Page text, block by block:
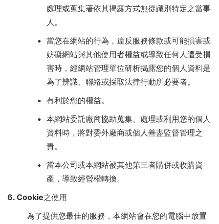
處理或蒐集著依其揭露方式無從識別特定之當事
人。
當您在網站的行為，違反服務條款或可能損害或
妨礙網站與其他使用者權益或導致任何人遭受損
害時，經網站管理單位研析揭露您的個人資料是
為了辨識、聯絡或採取法律行動所必要者。
有利於您的權益。
本網站委託廠商協助蒐集、處理或利用您的個人
資料時，將對委外廠商或個人善盡監督管理之
責。
當本公司或本網站被其他第三者購併或收購資
產，導致經營權轉換。
6. Cookie之使用
為了提供您最佳的服務，本網站會在您的電腦中放置